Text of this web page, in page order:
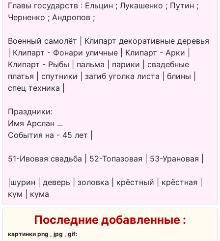
Главы государств : Ельцин ; Лукашенко ; Путин ;
Черненко ; Андропов ;
Военный самолёт | Клипарт декоративные деревья
| Клипарт - Фонари уличные | Клипарт - Арки |
Клипарт - Рыбы | пальма | парики | свадебные
платья | спутники | загиб уголка листа | блины |
спец техника |
Праздники:
Имя Арслан ...
События на - 45 лет |
51-Ивовая свадьба | 52-Топазовая | 53-Урановая |
|шурин | деверь | золовка | крёстный | крёстная |
кум | кума
Последние добавленные :
картинки png , jpg , gif: